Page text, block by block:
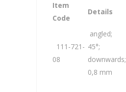
Item
Code
Details
111-721-
08
angled;
45°;
downwards;
0,8 mm